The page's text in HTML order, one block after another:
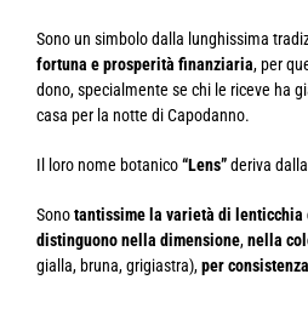
Sono un simbolo dalla lunghissima
fortuna e prosperità finanziaria, per
dono, specialmente se chi le riceve ha
casa per la notte di Capodanno.
Il loro nome botanico“Lens”deriva dalla
Sonotantissime la varietà di lenticchia
distinguono nella dimensione,nella
gialla, bruna, grigiastra),per consistenza